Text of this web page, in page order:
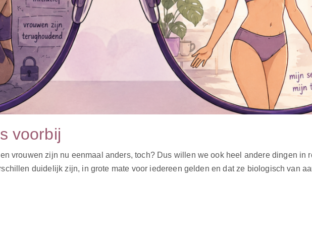
voorbij
vrouwen zijn nu eenmaal anders, toch? Dus willen we ook heel andere dingen in
duidelijk zijn, in grote mate voor iedereen gelden en dat ze biologisch van